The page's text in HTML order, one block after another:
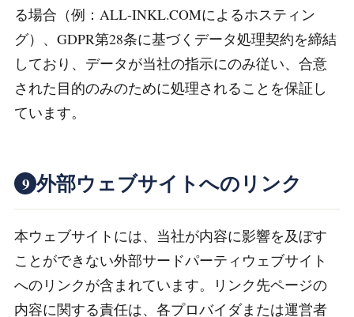
る場合（例：ALL-INKL.COMによるホスティン
グ）、GDPR第28条に基づくデータ処理契約を締結
しており、データが当社の指示にのみ従い、合意
された目的のみのために処理されることを保証し
ています。
9 外部ウェブサイトへのリンク
本ウェブサイトには、当社が内容に影響を及ぼす
ことができない外部サードパーティウェブサイト
へのリンクが含まれています。リンク先ページの
内容に関する責任は、各プロバイダまたは運営者